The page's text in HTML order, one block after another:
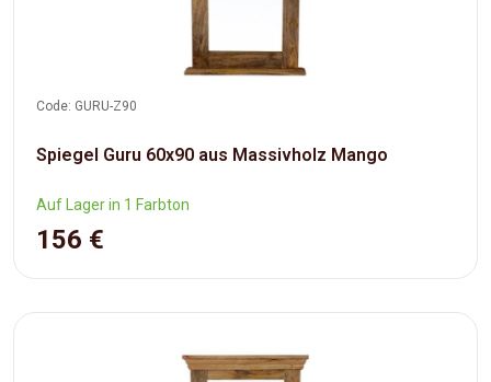
Code: GURU-Z90
Spiegel Guru 60x90 aus Massivholz Mango
Auf Lager in 1 Farbton
156 €